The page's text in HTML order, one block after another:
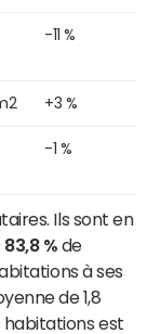
-11 %
+3 %
-1 %
Ils sont en
83,8 % de
à ses
de 1,8
habitations est